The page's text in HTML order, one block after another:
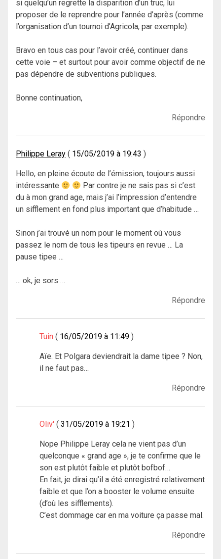
si quelqu’un regrette la disparition d’un truc, lui
proposer de le reprendre pour l’année d’après (comme
l’organisation d’un tournoi d’Agricola, par exemple).
Bravo en tous cas pour l’avoir créé, continuer dans
cette voie – et surtout pour avoir comme objectif de ne
pas dépendre de subventions publiques.
Bonne continuation,
Répondre
Philippe Leray 15/05/2019 à 19:43
Hello, en pleine écoute de l’émission, toujours aussi
intéressante
Par contre je ne sais pas si c’est
du à mon grand age, mais j’ai l’impression d’entendre
un sifflement en fond plus important que d’habitude …
Sinon j’ai trouvé un nom pour le moment où vous
passez le nom de tous les tipeurs en revue … La
pause tipee …
… ok, je sors …
Répondre
Tuin 16/05/2019 à 11:49
Aïe. Et Polgara deviendrait la dame tipee ? Non,
il ne faut pas…
Répondre
Oliv' 31/05/2019 à 19:21
Nope Philippe Leray cela ne vient pas d’un
quelconque « grand age », je te confirme que le
son est plutôt faible et plutôt bofbof…
En fait, je dirai qu’il a été enregistré relativement
faible et que l’on a booster le volume ensuite
(d’où les sifflements).
C’est dommage car en ma voiture ça passe mal.
Répondre